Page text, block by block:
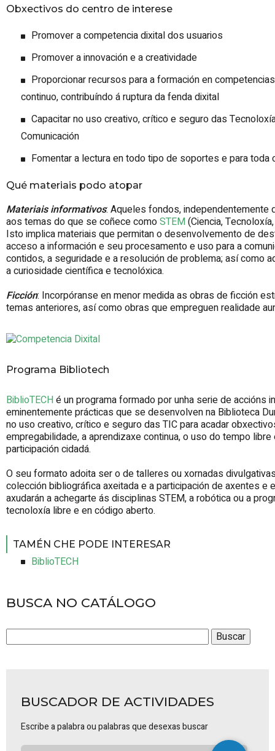
Obxectivos do centro de interese
Promover a competencia dixital dos usuarios
Promover a innovación e a creatividade
Proporcionar recursos para a formación en
continuo, contribuíndo á ruptura da fenda dixital
Capacitar no uso creativo, crítico e seguro das
Comunicación
Fomentar a lectura en todo tipo de soportes e para toda
Qué materiais podo atopar
Materiais informativos: Aqueles fondos, independentemente
aos temas do que se coñece comoSTEM(Ciencia,
Isto implica materiais que permitan o desenvolvemento de
acceso a información e seu procesamento e uso para a
contidos, a seguridade e a resolución de problema; así como
a curiosidade científica e tecnolóxica.
Ficción: Incorpóranse en menor medida as obras de ficción
temas anteriores, así como obras que empreguen realidade
Programa Bibliotech
BiblioTECHé un programa formado por unha serie de accións
eminentemente prácticas que se desenvolven na Biblioteca
no uso creativo, crítico e seguro das TIC para acadar
empregabilidade, a aprendizaxe continua, o uso do tempo
participación cidadá.
O seu formato adoita ser o de talleres ou xornadas
colección bibliográfica axeitada e a participación de axentes e
axudarán a achegarte ás disciplinas STEM, a robótica ou a
tecnoloxía libre e en código aberto.
TAMÉN CHE PODE INTERESAR
BiblioTECH
BUSCA NO CATÁLOGO
BUSCADOR DE ACTIVIDADES
Escribe a palabra ou palabras que desexas buscar